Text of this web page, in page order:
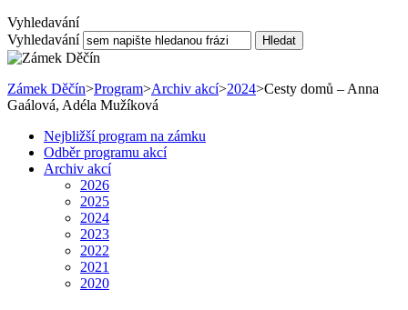
Vyhledavání
Vyhledavání
Hledat
Zámek Děčín>Program>Archiv akcí>2024>Cesty domů – Anna
Gaálová, Adéla Mužíková
Nejbližší program na zámku
Odběr programu akcí
Archiv akcí
2026
2025
2024
2023
2022
2021
2020